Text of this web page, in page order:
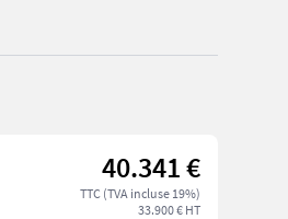
40.341 €
TTC (TVA incluse 19%)
33.900 € HT